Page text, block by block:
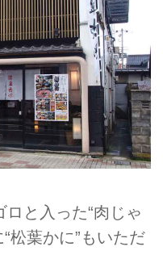
と入った“肉じゃ
松葉かに”もいただ